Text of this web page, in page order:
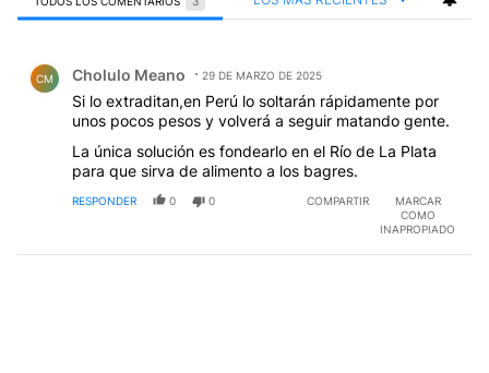
CM Cholulo Meano 29 DE MARZO DE 2025
Si lo extraditan,en Perú lo soltarán rápidamente por
unos pocos pesos y volverá a seguir matando gente.
La única solución es fondearlo en el Río de La Plata
para que sirva de alimento a los bagres.
RESPONDER 0 0 COMPARTIR
MARCAR
COMO
INAPROPIADO